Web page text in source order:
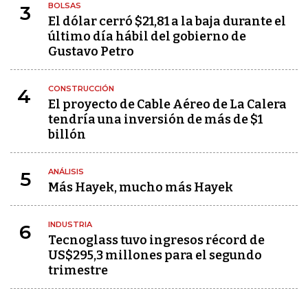
3 BOLSAS
El dólar cerró $21,81 a la baja durante el
último día hábil del gobierno de
Gustavo Petro
4 CONSTRUCCIÓN
El proyecto de Cable Aéreo de La Calera
tendría una inversión de más de $1
billón
5 ANÁLISIS
Más Hayek, mucho más Hayek
6 INDUSTRIA
Tecnoglass tuvo ingresos récord de
US$295,3 millones para el segundo
trimestre